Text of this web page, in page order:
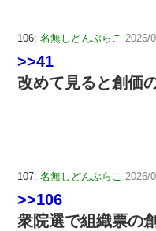
106: 名無しどんぶらこ 2026/
>>41
改めて見ると創価
107: 名無しどんぶらこ 2026/
>>106
衆院選で組織票の